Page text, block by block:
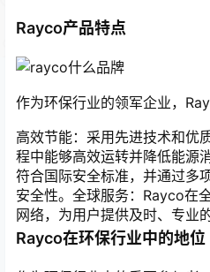
Rayco产品特点
作为环保行业的领军企业，
高效节能：采用先进技术和优
程中能够高效运转并降低能源
符合国际安全标准，并通过多
安全性。全球服务：Rayco在
网络，为用户提供及时、专业
Rayco在环保行业中的地位